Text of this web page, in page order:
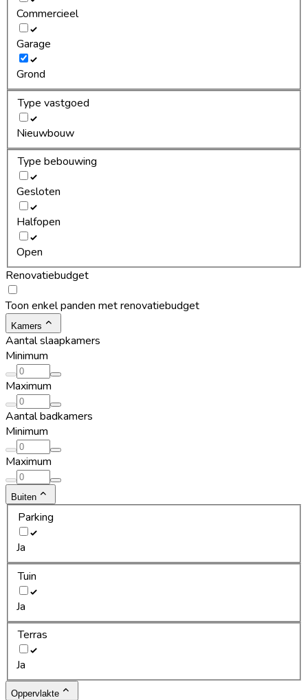
Commercieel
Garage
Grond
Type vastgoed
Nieuwbouw
Type bebouwing
Gesloten
Halfopen
Open
Renovatiebudget
Toon enkel panden met renovatiebudget
Kamers
Aantal slaapkamers
Minimum
Maximum
Aantal badkamers
Minimum
Maximum
Buiten
Parking
Ja
Tuin
Ja
Terras
Ja
Oppervlakte